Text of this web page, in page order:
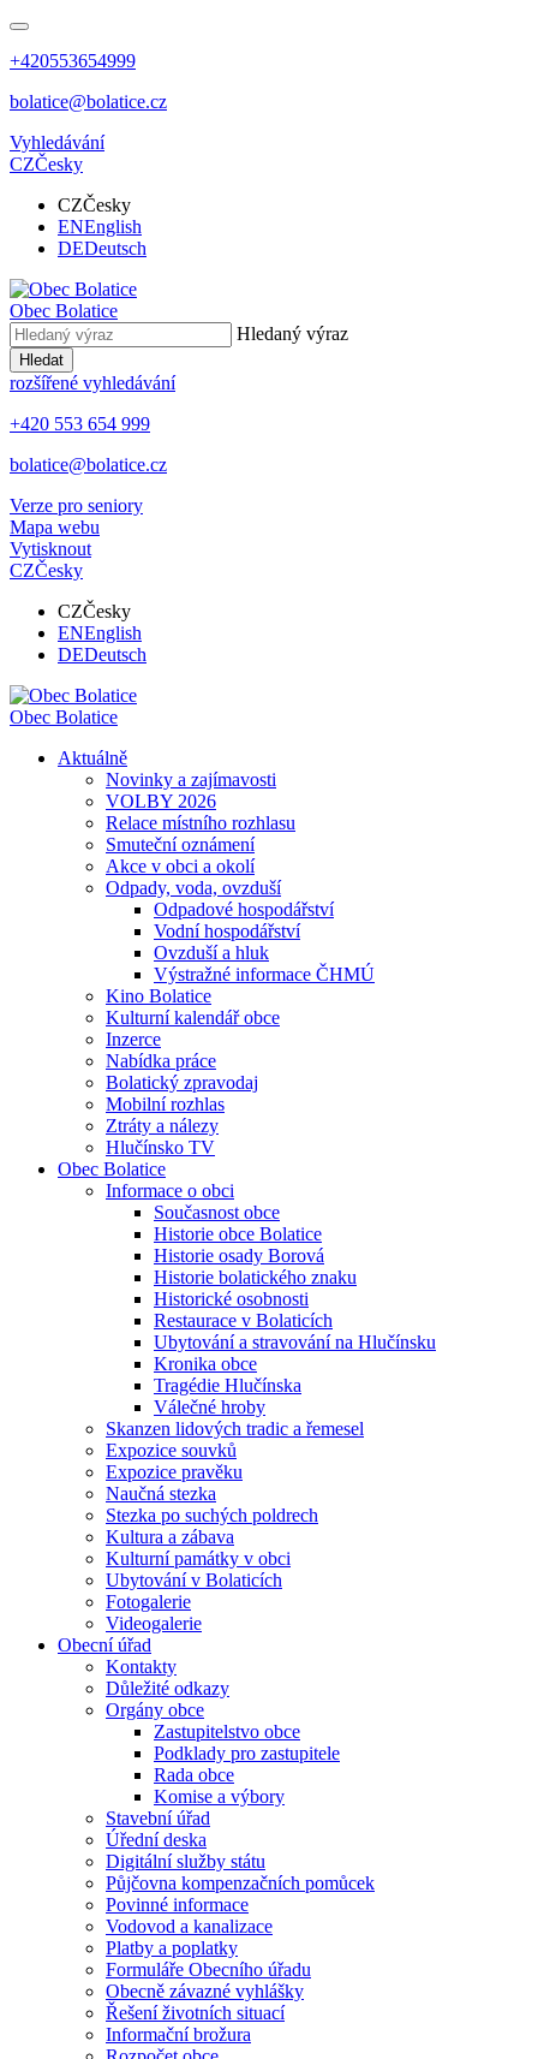
+420553654999
bolatice@bolatice.cz
Vyhledávání
CZČesky
CZČesky
ENEnglish
DEDeutsch
Obec Bolatice
Hledaný výraz
Hledat
rozšířené vyhledávání
+420 553 654 999
bolatice@bolatice.cz
Verze pro seniory
Mapa webu
Vytisknout
CZČesky
CZČesky
ENEnglish
DEDeutsch
Obec Bolatice
Aktuálně
Novinky a zajímavosti
VOLBY 2026
Relace místního rozhlasu
Smuteční oznámení
Akce v obci a okolí
Odpady, voda, ovzduší
Odpadové hospodářství
Vodní hospodářství
Ovzduší a hluk
Výstražné informace ČHMÚ
Kino Bolatice
Kulturní kalendář obce
Inzerce
Nabídka práce
Bolatický zpravodaj
Mobilní rozhlas
Ztráty a nálezy
Hlučínsko TV
Obec Bolatice
Informace o obci
Současnost obce
Historie obce Bolatice
Historie osady Borová
Historie bolatického znaku
Historické osobnosti
Restaurace v Bolaticích
Ubytování a stravování na Hlučínsku
Kronika obce
Tragédie Hlučínska
Válečné hroby
Skanzen lidových tradic a řemesel
Expozice souvků
Expozice pravěku
Naučná stezka
Stezka po suchých poldrech
Kultura a zábava
Kulturní památky v obci
Ubytování v Bolaticích
Fotogalerie
Videogalerie
Obecní úřad
Kontakty
Důležité odkazy
Orgány obce
Zastupitelstvo obce
Podklady pro zastupitele
Rada obce
Komise a výbory
Stavební úřad
Úřední deska
Digitální služby státu
Půjčovna kompenzačních pomůcek
Povinné informace
Vodovod a kanalizace
Platby a poplatky
Formuláře Obecního úřadu
Obecně závazné vyhlášky
Řešení životních situací
Informační brožura